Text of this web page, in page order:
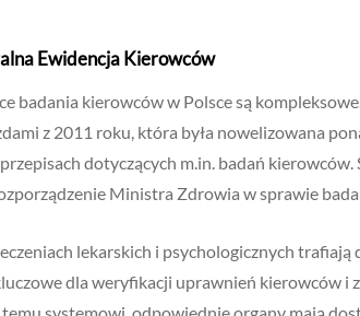
Ewidencja Kierowców
badania kierowców w Polsce są
z 2011 roku, która była nowelizowana
dotyczących m.in. badań kierowców.
Ministra Zdrowia w sprawie
lekarskich i psychologicznych trafiają
dla weryfikacji uprawnień kierowców i
systemowi, odpowiednie organy mają